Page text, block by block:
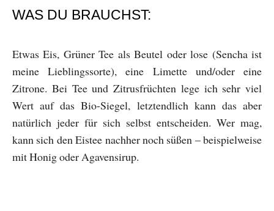
WAS DU BRAUCHST:
Etwas Eis, Grüner Tee als Beutel oder lose (Sencha ist
meine Lieblingssorte), eine Limette und/oder eine
Zitrone. Bei Tee und Zitrusfrüchten lege ich sehr viel
Wert auf das Bio-Siegel, letztendlich kann das aber
natürlich jeder für sich selbst entscheiden. Wer mag,
kann sich den Eistee nachher noch süßen – beispielweise
mit Honig oder Agavensirup.